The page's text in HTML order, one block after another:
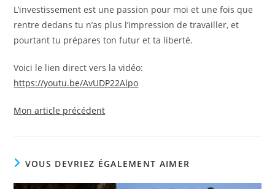
L’investissement est une passion pour moi et une fois que
rentre dedans tu n’as plus l’impression de travailler, et
pourtant tu prépares ton futur et ta liberté.
Voici le lien direct vers la vidéo:
https://youtu.be/AvUDP22Alpo
Mon article précédent
VOUS DEVRIEZ ÉGALEMENT AIMER